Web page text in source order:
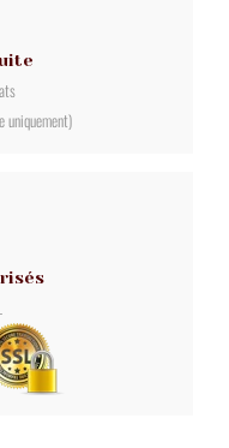
uniquement)